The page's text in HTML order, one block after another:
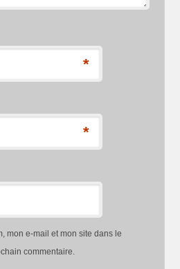
*
*
mon e-mail et mon site dans le
commentaire.